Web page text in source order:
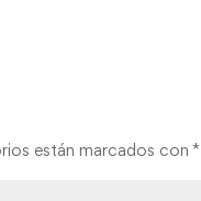
están marcados con *